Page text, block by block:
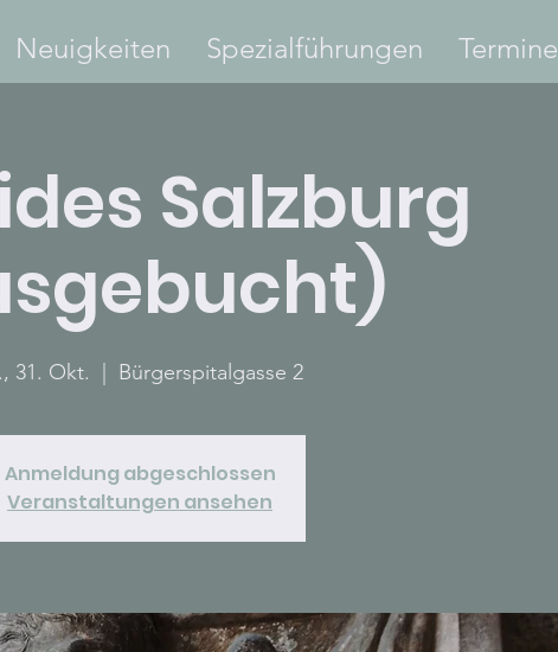
Neuigkeiten Spezialführungen Termine
Salzburg
31. Okt. Bürgerspitalgasse 2
Anmeldung abgeschlossen
Veranstaltungen ansehen